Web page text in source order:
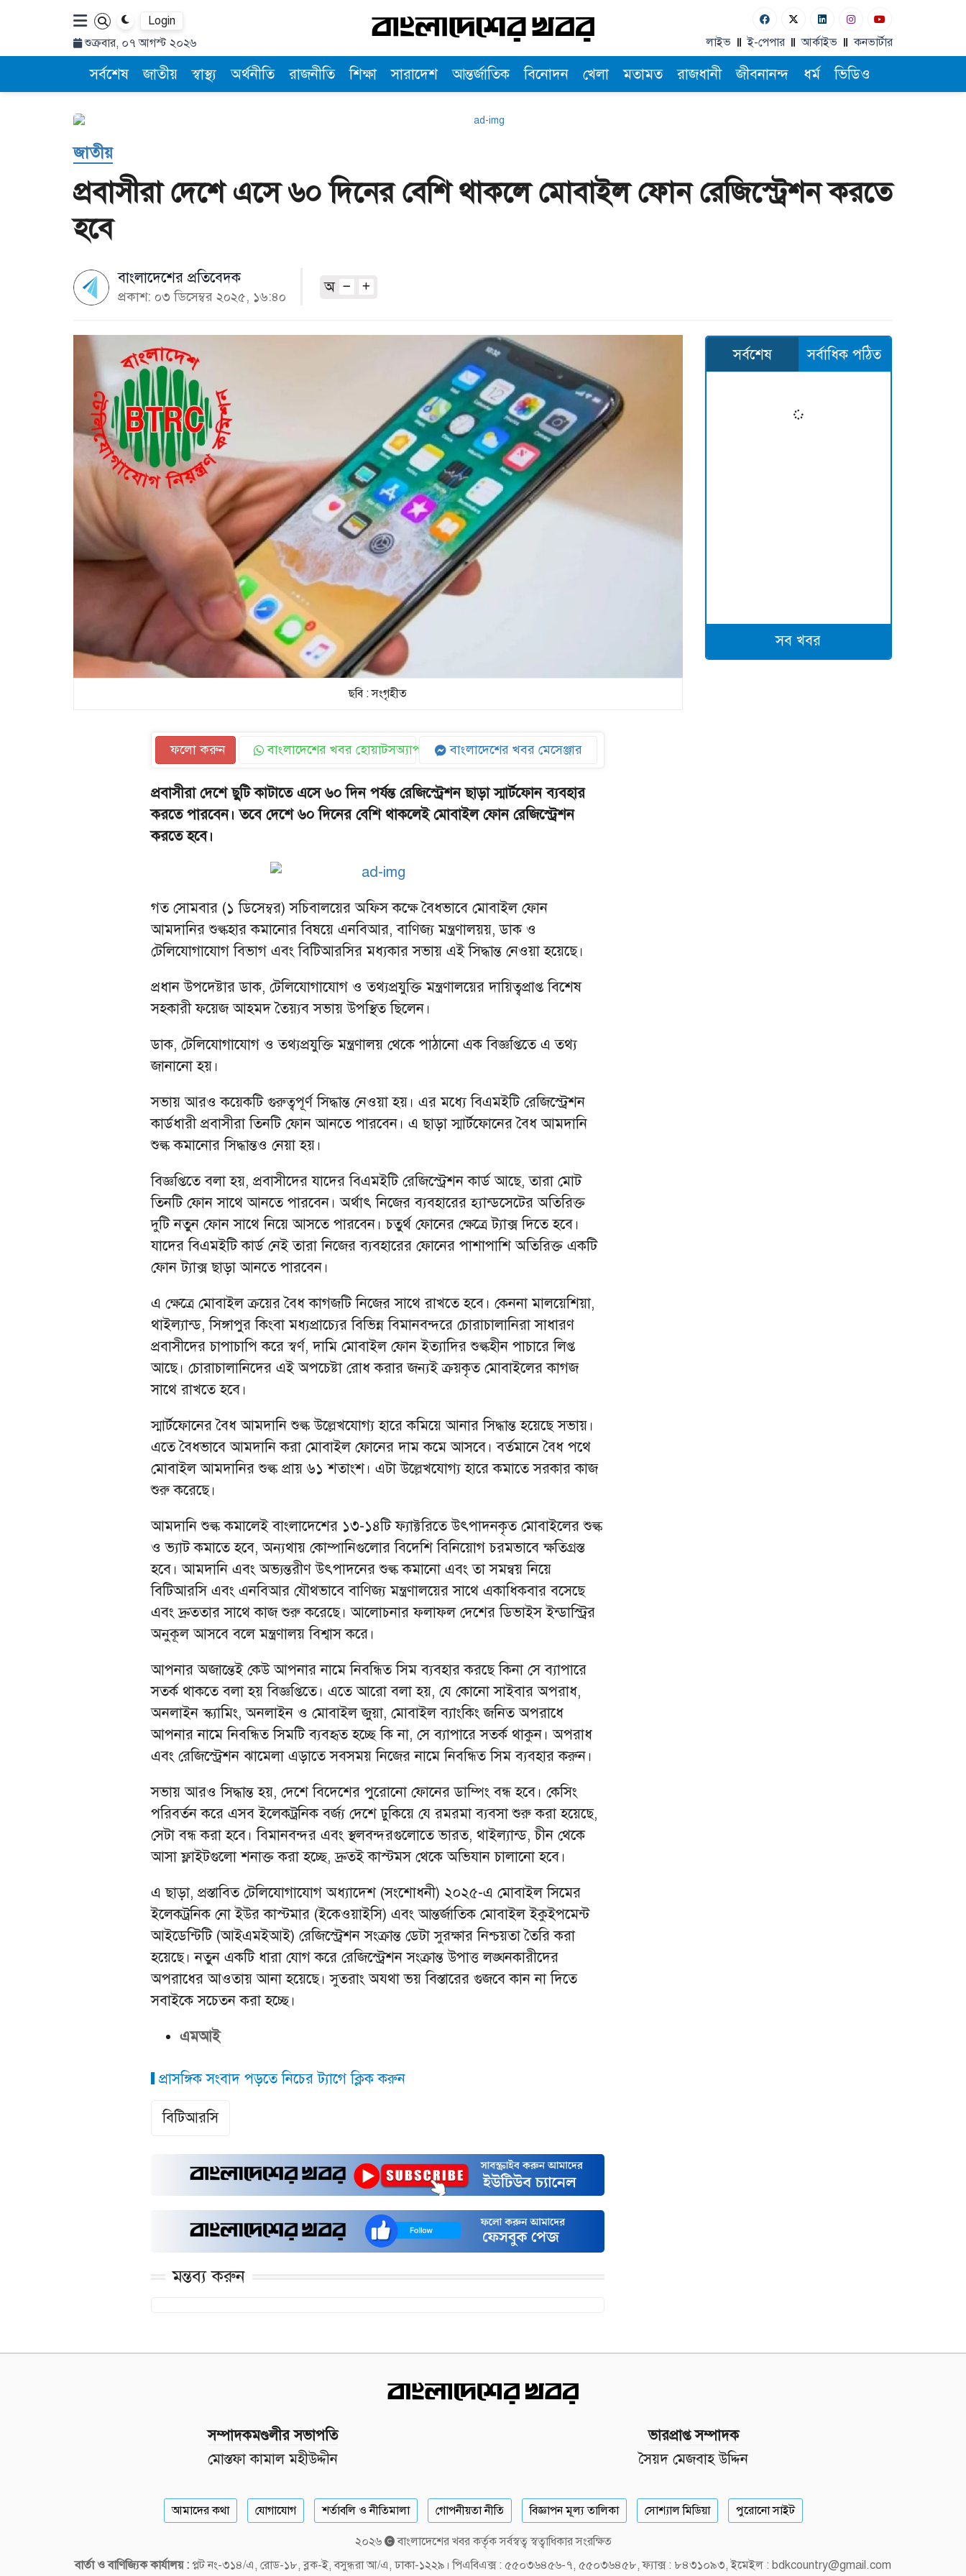
Login
শুক্রবার, ০৭ আগস্ট ২০২৬
লাইভ ই-পেপার আর্কাইভ কনভার্টার
সর্বশেষ জাতীয় স্বাস্থ্য অর্থনীতি রাজনীতি শিক্ষা সারাদেশ আন্তর্জাতিক বিনোদন খেলা মতামত রাজধানী জীবনানন্দ ধর্ম ভিডিও
জাতীয়
প্রবাসীরা দেশে এসে ৬০ দিনের বেশি থাকলে মোবাইল ফোন রেজিস্ট্রেশন করতে
হবে
বাংলাদেশের প্রতিবেদক
প্রকাশ: ০৩ ডিসেম্বর ২০২৫, ১৬:৪০
অ
ছবি : সংগৃহীত
ফলো করুন বাংলাদেশের খবর হোয়াটসঅ্যাপ বাংলাদেশের খবর মেসেঞ্জার
প্রবাসীরা দেশে ছুটি কাটাতে এসে ৬০ দিন পর্যন্ত রেজিস্ট্রেশন ছাড়া স্মার্টফোন ব্যবহার
করতে পারবেন। তবে দেশে ৬০ দিনের বেশি থাকলেই মোবাইল ফোন রেজিস্ট্রেশন
করতে হবে।
গত সোমবার (১ ডিসেম্বর) সচিবালয়ের অফিস কক্ষে বৈধভাবে মোবাইল ফোন
আমদানির শুল্কহার কমানোর বিষয়ে এনবিআর, বাণিজ্য মন্ত্রণালয়য়, ডাক ও
টেলিযোগাযোগ বিভাগ এবং বিটিআরসির মধ্যকার সভায় এই সিদ্ধান্ত নেওয়া হয়েছে।
প্রধান উপদেষ্টার ডাক, টেলিযোগাযোগ ও তথ্যপ্রযুক্তি মন্ত্রণালয়ের দায়িত্বপ্রাপ্ত বিশেষ
সহকারী ফয়েজ আহমদ তৈয়্যব সভায় উপস্থিত ছিলেন।
ডাক, টেলিযোগাযোগ ও তথ্যপ্রযুক্তি মন্ত্রণালয় থেকে পাঠানো এক বিজ্ঞপ্তিতে এ তথ্য
জানানো হয়।
সভায় আরও কয়েকটি গুরুত্বপূর্ণ সিদ্ধান্ত নেওয়া হয়। এর মধ্যে বিএমইটি রেজিস্ট্রেশন
কার্ডধারী প্রবাসীরা তিনটি ফোন আনতে পারবেন। এ ছাড়া স্মার্টফোনের বৈধ আমদানি
শুল্ক কমানোর সিদ্ধান্তও নেয়া হয়।
বিজ্ঞপ্তিতে বলা হয়, প্রবাসীদের যাদের বিএমইটি রেজিস্ট্রেশন কার্ড আছে, তারা মোট
তিনটি ফোন সাথে আনতে পারবেন। অর্থাৎ নিজের ব্যবহারের হ্যান্ডসেটের অতিরিক্ত
দুটি নতুন ফোন সাথে নিয়ে আসতে পারবেন। চতুর্থ ফোনের ক্ষেত্রে ট্যাক্স দিতে হবে।
যাদের বিএমইটি কার্ড নেই তারা নিজের ব্যবহারের ফোনের পাশাপাশি অতিরিক্ত একটি
ফোন ট্যাক্স ছাড়া আনতে পারবেন।
এ ক্ষেত্রে মোবাইল ক্রয়ের বৈধ কাগজটি নিজের সাথে রাখতে হবে। কেননা মালয়েশিয়া,
থাইল্যান্ড, সিঙ্গাপুর কিংবা মধ্যপ্রাচ্যের বিভিন্ন বিমানবন্দরে চোরাচালানিরা সাধারণ
প্রবাসীদের চাপাচাপি করে স্বর্ণ, দামি মোবাইল ফোন ইত্যাদির শুল্কহীন পাচারে লিপ্ত
আছে। চোরাচালানিদের এই অপচেষ্টা রোধ করার জন্যই ক্রয়কৃত মোবাইলের কাগজ
সাথে রাখতে হবে।
স্মার্টফোনের বৈধ আমদানি শুল্ক উল্লেখযোগ্য হারে কমিয়ে আনার সিদ্ধান্ত হয়েছে সভায়।
এতে বৈধভাবে আমদানি করা মোবাইল ফোনের দাম কমে আসবে। বর্তমানে বৈধ পথে
মোবাইল আমদানির শুল্ক প্রায় ৬১ শতাংশ। এটা উল্লেখযোগ্য হারে কমাতে সরকার কাজ
শুরু করেছে।
আমদানি শুল্ক কমালেই বাংলাদেশের ১৩-১৪টি ফ্যাক্টরিতে উৎপাদনকৃত মোবাইলের শুল্ক
ও ভ্যাট কমাতে হবে, অন্যথায় কোম্পানিগুলোর বিদেশি বিনিয়োগ চরমভাবে ক্ষতিগ্রস্ত
হবে। আমদানি এবং অভ্যন্তরীণ উৎপাদনের শুল্ক কমানো এবং তা সমন্বয় নিয়ে
বিটিআরসি এবং এনবিআর যৌথভাবে বাণিজ্য মন্ত্রণালয়ের সাথে একাধিকবার বসেছে
এবং দ্রুততার সাথে কাজ শুরু করেছে। আলোচনার ফলাফল দেশের ডিভাইস ইন্ডাস্ট্রির
অনুকূল আসবে বলে মন্ত্রণালয় বিশ্বাস করে।
আপনার অজান্তেই কেউ আপনার নামে নিবন্ধিত সিম ব্যবহার করছে কিনা সে ব্যাপারে
সতর্ক থাকতে বলা হয় বিজ্ঞপ্তিতে। এতে আরো বলা হয়, যে কোনো সাইবার অপরাধ,
অনলাইন স্ক্যামিং, অনলাইন ও মোবাইল জুয়া, মোবাইল ব্যাংকিং জনিত অপরাধে
আপনার নামে নিবন্ধিত সিমটি ব্যবহৃত হচ্ছে কি না, সে ব্যাপারে সতর্ক থাকুন। অপরাধ
এবং রেজিস্ট্রেশন ঝামেলা এড়াতে সবসময় নিজের নামে নিবন্ধিত সিম ব্যবহার করুন।
সভায় আরও সিদ্ধান্ত হয়, দেশে বিদেশের পুরোনো ফোনের ডাম্পিং বন্ধ হবে। কেসিং
পরিবর্তন করে এসব ইলেকট্রনিক বর্জ্য দেশে ঢুকিয়ে যে রমরমা ব্যবসা শুরু করা হয়েছে,
সেটা বন্ধ করা হবে। বিমানবন্দর এবং স্থলবন্দরগুলোতে ভারত, থাইল্যান্ড, চীন থেকে
আসা ফ্লাইটগুলো শনাক্ত করা হচ্ছে, দ্রুতই কাস্টমস থেকে অভিযান চালানো হবে।
এ ছাড়া, প্রস্তাবিত টেলিযোগাযোগ অধ্যাদেশ (সংশোধনী) ২০২৫-এ মোবাইল সিমের
ইলেকট্রনিক নো ইউর কাস্টমার (ইকেওয়াইসি) এবং আন্তর্জাতিক মোবাইল ইকুইপমেন্ট
আইডেন্টিটি (আইএমইআই) রেজিস্ট্রেশন সংক্রান্ত ডেটা সুরক্ষার নিশ্চয়তা তৈরি করা
হয়েছে। নতুন একটি ধারা যোগ করে রেজিস্ট্রেশন সংক্রান্ত উপাত্ত লঙ্ঘনকারীদের
অপরাধের আওতায় আনা হয়েছে। সুতরাং অযথা ভয় বিস্তারের গুজবে কান না দিতে
সবাইকে সচেতন করা হচ্ছে।
এমআই
প্রাসঙ্গিক সংবাদ পড়তে নিচের ট্যাগে ক্লিক করুন
বিটিআরসি
মন্তব্য করুন
সর্বশেষ সর্বাধিক পঠিত
সব খবর
সম্পাদকমণ্ডলীর সভাপতি
মোস্তফা কামাল মহীউদ্দীন
ভারপ্রাপ্ত সম্পাদক
সৈয়দ মেজবাহ উদ্দিন
আমাদের কথা যোগাযোগ শর্তাবলি ও নীতিমালা গোপনীয়তা নীতি বিজ্ঞাপন মূল্য তালিকা সোশ্যাল মিডিয়া পুরোনো সাইট
২০২৬
বাংলাদেশের খবর কর্তৃক সর্বস্বত্ব স্বত্বাধিকার সংরক্ষিত
বার্তা ও বাণিজ্যিক কার্যালয় : প্লট নং-৩১৪/এ, রোড-১৮, ব্লক-ই, বসুন্ধরা আ/এ, ঢাকা-১২২৯। পিএবিএক্স : ৫৫০৩৬৪৫৬-৭, ৫৫০৩৬৪৫৮, ফ্যাক্স : ৮৪৩১০৯৩, ইমেইল : bdkcountry@gmail.com